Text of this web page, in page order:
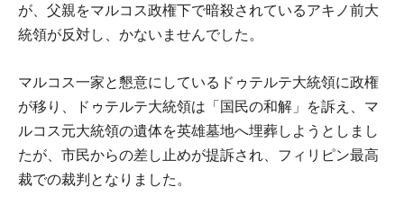
が、父親をマルコス政権下で暗殺されているアキノ前大
統領が反対し、かないませんでした。
マルコス一家と懇意にしているドゥテルテ大統領に政権
が移り、ドゥテルテ大統領は「国民の和解」を訴え、マ
ルコス元大統領の遺体を英雄墓地へ埋葬しようとしまし
たが、市民からの差し止めが提訴され、フィリピン最高
裁での裁判となりました。